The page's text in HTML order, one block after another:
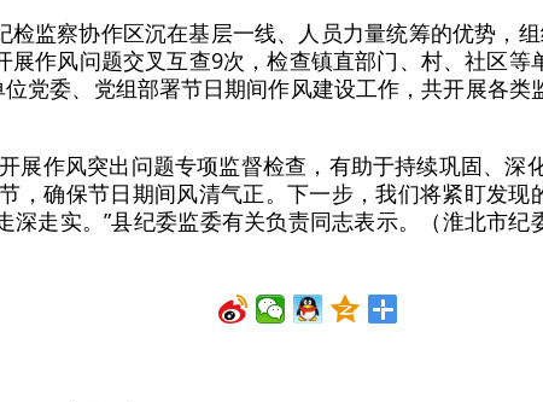
监察协作区沉在基层一线、人员力量统筹的优势，
作风问题交叉互查9次，检查镇直部门、村、社区等
党委、党组部署节日期间作风建设工作，共开展各类
展作风突出问题专项监督检查，有助于持续巩固、深
，确保节日期间风清气正。下一步，我们将紧盯发现
走实。”县纪委监委有关负责同志表示。（淮北市纪